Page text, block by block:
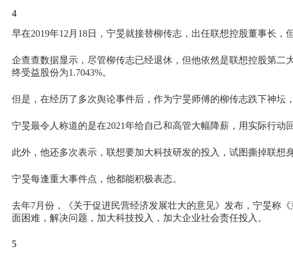
4
早在2019年12月18日，宁旻就接替柳传志，出任联想控股董事长，
企查查数据显示，尽管柳传志已经退休，但他依然是联想控股第二
终受益股份为1.7043%。
但是，在经历了多次舆论事件后，作为宁旻师傅的柳传志跌下神坛
宁旻最令人称道的是在2021年给自己和高管大幅降薪，用实际行动
此外，他还多次表示，联想要加大科技研发的投入，试图撕掉联想
宁旻每逢重大事件点，他都能积极表态。
去年7月份，《关于促进民营经济发展壮大的意见》发布，宁旻称
面困难，解决问题，加大科技投入，加大企业社会责任投入。
5